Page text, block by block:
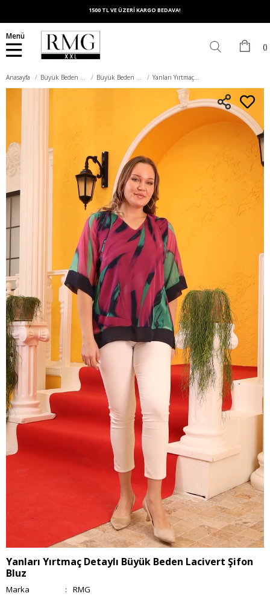
1500 TL VE ÜZERİ KARGO BEDAVA!
Menü
Anasayfa Büyük Beden Üst Giyim Büyük Beden Bluz Yanları Yırtmaç Detaylı Büyük Beden Lacivert Şifon Bluz
Yanları Yırtmaç Detaylı Büyük Beden Lacivert Şifon
Bluz
Marka :
RMG